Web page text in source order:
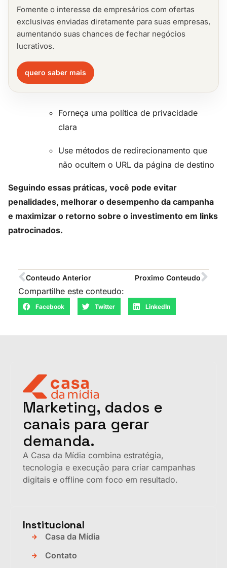
Fomente o interesse de empresários com ofertas
exclusivas enviadas diretamente para suas empresas,
aumentando suas chances de fechar negócios
lucrativos.
quero saber mais
Forneça uma política de privacidade
clara
Use métodos de redirecionamento que
não ocultem o URL da página de destino
Seguindo essas práticas, você pode evitar
penalidades, melhorar o desempenho da campanha
e maximizar o retorno sobre o investimento em links
patrocinados.
Conteudo Anterior Proximo Conteudo
Compartilhe este conteudo:
Facebook Twitter LinkedIn
Marketing, dados e
canais para gerar
demanda.
A Casa da Mídia combina estratégia,
tecnologia e execução para criar campanhas
digitais e offline com foco em resultado.
Institucional
Casa da Mídia
Contato